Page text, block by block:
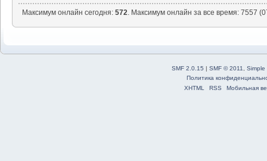
Максимум онлайн сегодня:572. Максимум онлайн за все время: 7557
SMF 2.0.15 | SMF © 2011
Simple
Политика
XHTML
RSS Мобильная